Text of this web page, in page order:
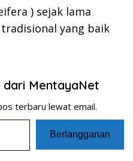
) sejak lama
yang baik
MentayaNet
terbaru lewat email.
Berlangganan